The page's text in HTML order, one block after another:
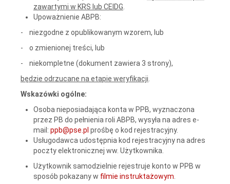
zawartymi w KRS lub CEIDG
Upoważnienie ABPB:
- niezgodne z opublikowanym wzorem, lub
- o zmienionej treści, lub
- niekompletne (dokument zawiera 3 strony),
będzie odrzucane na etapie weryfikacji
Wskazówki ogólne:
Osoba nieposiadająca konta w PPB, wyznaczona
przez PB do pełnienia roli ABPB, wysyła na adres e-
mail: ppb@pse.pl prośbę o kod rejestracyjny.
Usługodawca udostępnia kod rejestracyjny na adres
poczty elektronicznej ww. Użytkownika.
Użytkownik samodzielnie rejestruje konto w PPB w
sposób pokazany w filmie instruktażowym